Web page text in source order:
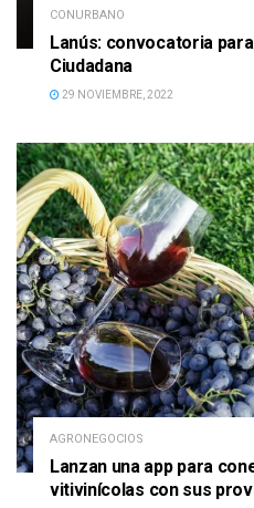
CONURBANO
Lanús: convocatoria
Ciudadana
29 NOVIEMBRE, 2022
AGRONEGOCIOS
Lanzan una app para
vitivinícolas con sus